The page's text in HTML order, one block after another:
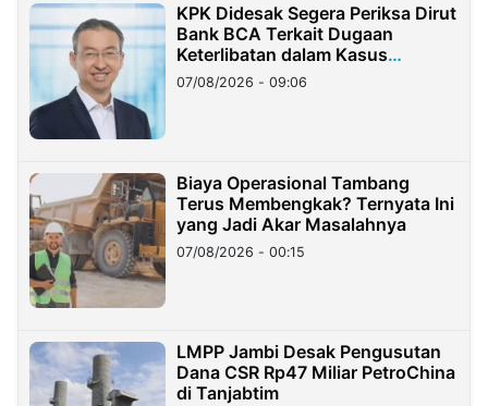
KPK Didesak Segera Periksa Dirut
Bank BCA Terkait Dugaan
Keterlibatan dalam Kasus
Hilangnya Dana Nasabah Rp2,58
Miliar
07/08/2026 - 09:06
Biaya Operasional Tambang
Terus Membengkak? Ternyata Ini
yang Jadi Akar Masalahnya
07/08/2026 - 00:15
LMPP Jambi Desak Pengusutan
Dana CSR Rp47 Miliar PetroChina
di Tanjabtim